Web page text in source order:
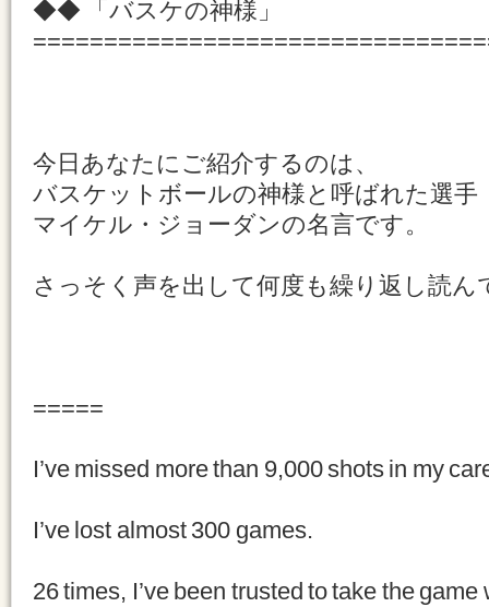
◆◆ 「バスケの神様」
今日あなたにご紹介するのは、
バスケットボールの神様と呼ばれた選手
マイケル・ジョーダンの名言です。
さっそく声を出して何度も繰り返し読ん
=====
I’ve missed more than 9,000 shots in my
I’ve lost almost 300 games.
26 times, I’ve been trusted to take the